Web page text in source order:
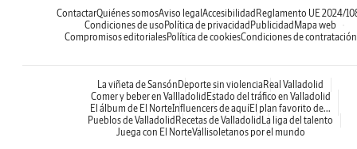
ContactarQuiénes somosAviso legal Accesibilidad Reglamento UE 2024/
Condiciones de uso Política de privacidad Publicidad Mapa web
Compromisos editorialesPolítica de cookiesCondiciones de contratación
La viñeta de Sansón Deporte sin violencia Real Valladolid
Comer y beber en Vallladolid Estado del tráfico en Valladolid
El álbum de El NorteInfluencers de aquíEl plan favorito de...
Pueblos de Valladolid Recetas de Valladolid La liga del talento
Juega con El NorteVallisoletanos por el mundo